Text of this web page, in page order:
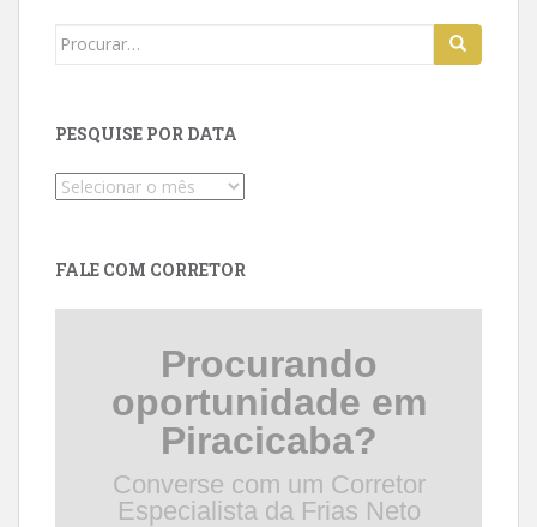
Search
PESQUISE POR DATA
Pesquise
FALE COM CORRETOR
Procurando
oportunidade em
Piracicaba?
Converse com um Corretor
Especialista da Frias Neto